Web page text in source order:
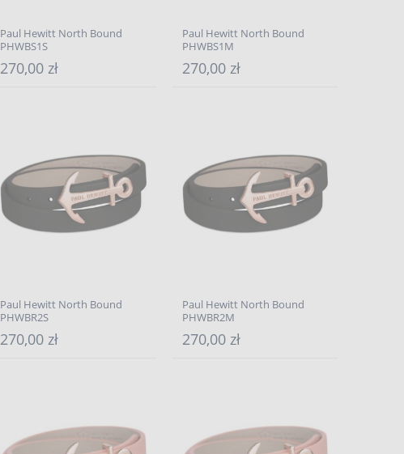
Paul Hewitt North Bound
PHWBS1S
270,00 zł
Paul Hewitt North Bound
PHWBS1M
270,00 zł
Paul Hewitt North Bound
PHWBR2S
270,00 zł
Paul Hewitt North Bound
PHWBR2M
270,00 zł